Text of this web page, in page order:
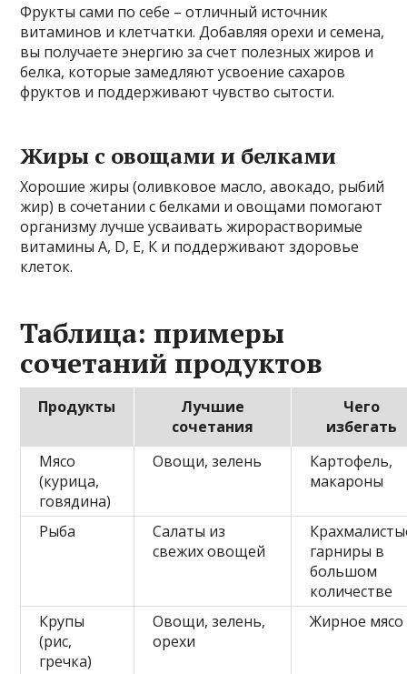
Фрукты сами по себе – отличный источник
витаминов и клетчатки. Добавляя орехи и семена,
вы получаете энергию за счет полезных жиров и
белка, которые замедляют усвоение сахаров
фруктов и поддерживают чувство сытости.
Жиры с овощами и белками
Хорошие жиры (оливковое масло, авокадо, рыбий
жир) в сочетании с белками и овощами помогают
организму лучше усваивать жирорастворимые
витамины А, D, Е, К и поддерживают здоровье
клеток.
Таблица: примеры
сочетаний продуктов
Продукты
Лучшие
сочетания
Чего
избегать
Мясо
(курица,
говядина)
Овощи, зелень
Картофель,
макароны
Рыба
Салаты из
свежих овощей
гарниры в
большом
количестве
Крупы
(рис,
гречка)
Овощи, зелень,
орехи
Жирное мясо